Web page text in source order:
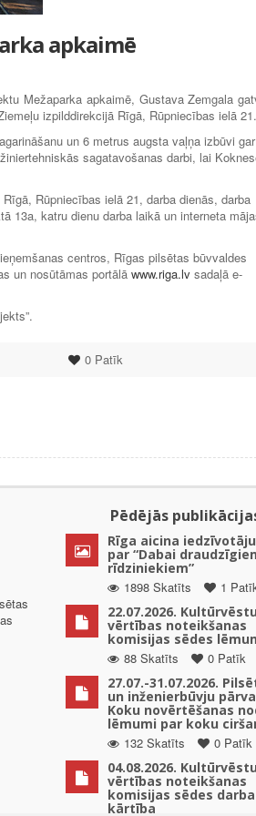
apkaimē
Mežaparka apkaimē, Gustava Zemgala
izpilddirekcijā Rīgā, Rūpniecības ielā 21.
un 6 metrus augsta vaļņa izbūvi gar
sagatavošanas darbi, lai
Rūpniecības ielā 21, darba dienās, darba
13a, katru dienu darba laikā un interneta
centros, Rīgas pilsētas būvvaldes
un nosūtāmas portālā www.riga.lv sadaļā e-
0Patīk
Pēdējās
Rīga aicina
par “Dabai
rīdziniekiem”
1898 Skatīts
1
22.07.2026.
vērtības noteikšanas
komisijas sēdes
88 Skatīts
0 Patīk
27.07.-31.07.2026.
un inženierbūvju
Koku novērtēšanas
lēmumi par koku
132 Skatīts
0 Patīk
04.08.2026.
vērtības noteikšanas
komisijas sēdes darba
kārtība